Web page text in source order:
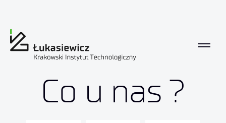
Co u nas?Co u nas ?